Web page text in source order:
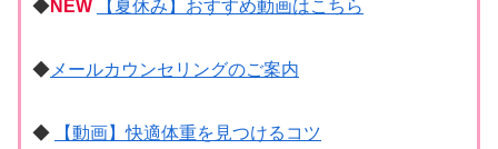
◆NEW 【夏休み】おすすめ動画はこちら
◆ メールカウンセリングのご案内
◆ 【動画】快適体重を見つけるコツ